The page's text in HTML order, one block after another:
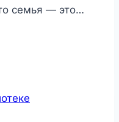
семья — это…